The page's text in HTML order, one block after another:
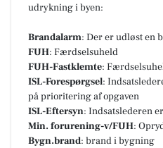
udrykning i byen:
Brandalarm: Der er udløst en
FUH: Færdselsuheld
FUH-Fastklemte:
ISL-Forespørgsel:
på prioritering af opgaven
ISL-Eftersyn: Indsatslederen
Min. forurening-v/FUH:
Bygn.brand: brand i bygning